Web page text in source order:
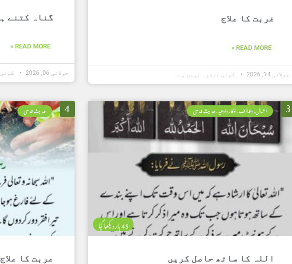
غربت کا علاج
READ MORE »
جولائی 14, 2026 کوئی تبصرہ نہیں ہے۔
گناہ کتنے
READ MORE »
جولائی 06, 2026
3 اعمال، وظائف، اذکار وادعیہ، حدیث قدسی
45 بار دیکھا گیا
اللہ کا ساتھ حاصل کریں
4 حدیث قدسی
عربت کا علاج